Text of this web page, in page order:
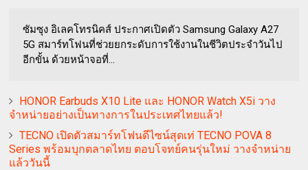
ซัมซุง อิเลคโทรนิคส์ ประกาศเปิดตัว Samsung Galaxy A27
5G สมาร์ทโฟนที่ช่วยยกระดับการใช้งานในชีวิตประจำวันไป
อีกขั้น ด้วยหน้าจอที่...
HONOR Earbuds X10 Lite และ HONOR Watch X5i วาง
จำหน่ายอย่างเป็นทางการในประเทศไทยแล้ว!
TECNO เปิดตัวสมาร์ทโฟนดีไซน์สุดเท่ TECNO POVA 8
Series พร้อมบุกตลาดไทย ตอบโจทย์คนรุ่นใหม่ วางจำหน่าย
แล้ววันนี้